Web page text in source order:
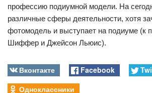
профессию подиумной модели. На
различные сферы деятельности, хотя
фотомодель и выступает на подиуме (к
Шиффер и Джейсон Льюис).
Вконтакте Facebook
Одноклассники